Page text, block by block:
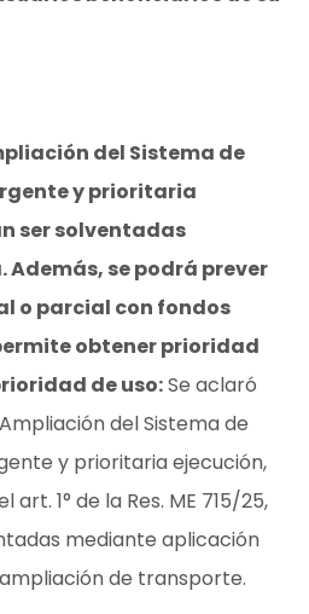
del Sistema de
y prioritaria
ser solventadas
se podrá prever
o parcial con fondos
obtener prioridad
de uso:Se aclaró
del Sistema de
y prioritaria ejecución,
art. 1° de la Res. ME 715/25,
mediante aplicación
de transporte.